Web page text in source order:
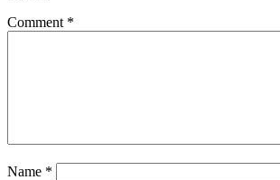
Comment *
Name *